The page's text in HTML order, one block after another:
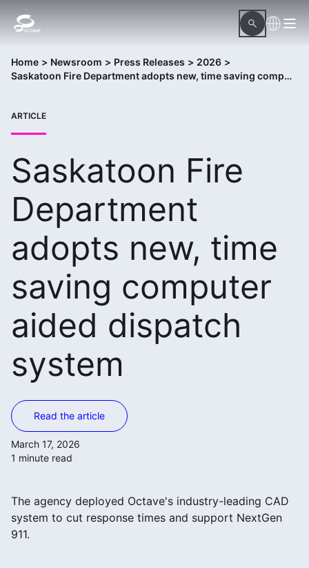
Home > Newsroom > Press Releases > 2026 >
Saskatoon Fire Department adopts new, time saving computer aided dispatch system
ARTICLE
Saskatoon Fire
Department
adopts new, time
saving computer
aided dispatch
system
Read the article
March 17, 2026
1 minute read
The agency deployed Octave's industry-leading CAD
system to cut response times and support NextGen
911.